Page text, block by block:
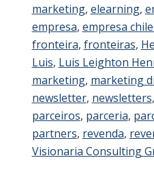
marketing, elearning,
empresa, empresa
fronteira, fronteiras,
Luis, Luis Leighton
marketing, marketing
newsletter, newsletters,
parceiros, parceria,
partners, revenda,
Visionaria Consulting